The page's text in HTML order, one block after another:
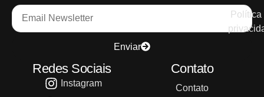
Enviar
Política
Redes Sociais
Instagram
Contato
Contato